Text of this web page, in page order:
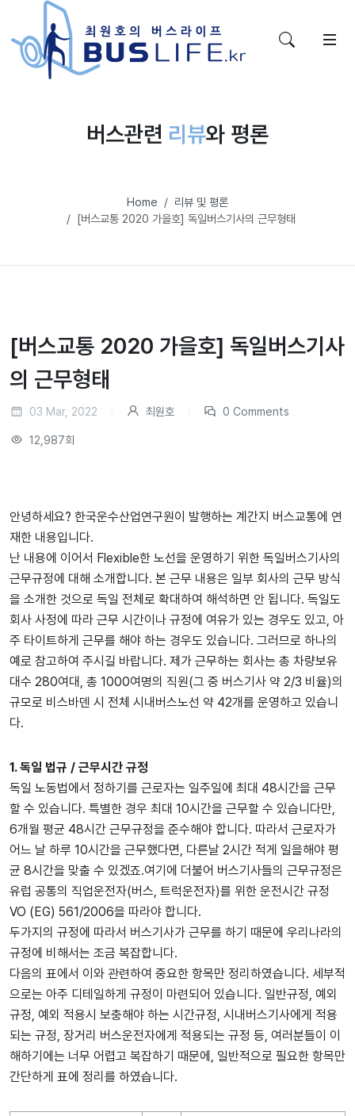
버스관련 리뷰와 평론
Home
리뷰 및 평론
[버스교통 2020 가을호] 독일버스기사의 근무형태
[버스교통 2020 가을호] 독일버스기사
의 근무형태
03 Mar, 2022 최원호 0 Comments
12,987회
안녕하세요? 한국운수산업연구원이 발행하는 계간지 버스교통에 연
재한 내용입니다.
난 내용에 이어서 Flexible한 노선을 운영하기 위한 독일버스기사의
근무규정에 대해 소개합니다. 본 근무 내용은 일부 회사의 근무 방식
을 소개한 것으로 독일 전체로 확대하여 해석하면 안 됩니다. 독일도
회사 사정에 따라 근무 시간이나 규정에 여유가 있는 경우도 있고, 아
주 타이트하게 근무를 해야 하는 경우도 있습니다. 그러므로 하나의
예로 참고하여 주시길 바랍니다. 제가 근무하는 회사는 총 차량보유
대수 280여대, 총 1000여명의 직원(그 중 버스기사 약 2/3 비율)의
규모로 비스바덴 시 전체 시내버스노선 약 42개를 운영하고 있습니
다.
1. 독일 법규 / 근무시간 규정
독일 노동법에서 정하기를 근로자는 일주일에 최대 48시간을 근무
할 수 있습니다. 특별한 경우 최대 10시간을 근무할 수 있습니다만,
6개월 평균 48시간 근무규정을 준수해야 합니다. 따라서 근로자가
어느 날 하루 10시간을 근무했다면, 다른날 2시간 적게 일을해야 평
균 8시간을 맞출 수 있겠죠.여기에 더불어 버스기사들의 근무규정은
유럽 공통의 직업운전자(버스, 트럭운전자)를 위한 운전시간 규정
VO (EG) 561/2006을 따라야 합니다.
두가지의 규정에 따라서 버스기사가 근무를 하기 때문에 우리나라의
규정에 비해서는 조금 복잡합니다.
다음의 표에서 이와 관련하여 중요한 항목만 정리하였습니다. 세부적
으로는 아주 디테일하게 규정이 마련되어 있습니다. 일반규정, 예외
규정, 예외 적용시 보충해야 하는 시간규정, 시내버스기사에게 적용
되는 규정, 장거리 버스운전자에게 적용되는 규정 등, 여러분들이 이
해하기에는 너무 어렵고 복잡하기 때문에, 일반적으로 필요한 항목만
간단하게 표에 정리를 하였습니다.